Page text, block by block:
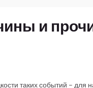
и
таких событий – для